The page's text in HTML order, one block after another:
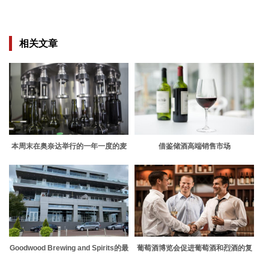
相关文章
本周末在奥奈达举行的一年一度的麦
借鉴储酒高端销售市场
Goodwood Brewing and Spirits的最
葡萄酒博览会促进葡萄酒和烈酒的复